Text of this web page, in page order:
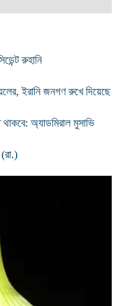
রুহানি
ইরানি জনগণ রুখে দিয়েছে
অ্যাডমিরাল মুসাভি